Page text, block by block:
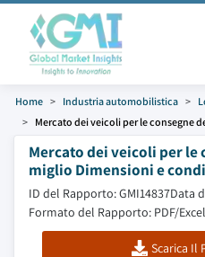
Home Industria automobilistica
Mercato dei veicoli per le consegne
Mercato dei veicoli per
miglio Dimensioni e
ID del Rapporto: GMI14837Data
Formato del Rapporto: PDF/
Scarica Il